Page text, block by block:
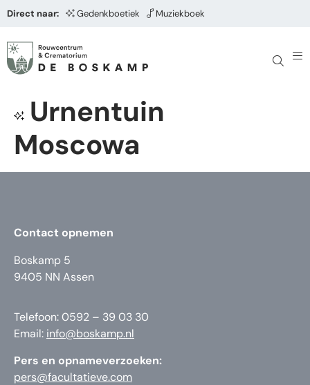
Direct naar: Gedenkboetiek Muziekboek
Urnentuin
Moscowa
Contact opnemen
Boskamp 5
9405 NN Assen
Telefoon: 0592 – 39 03 30
Email: info@boskamp.nl
Pers en opnameverzoeken:
pers@facultatieve.com